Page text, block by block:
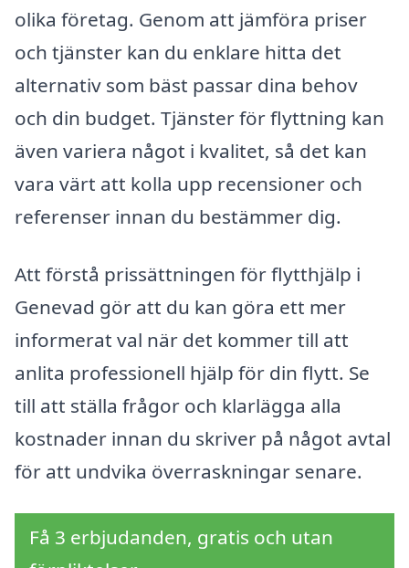
olika företag. Genom att jämföra priser
och tjänster kan du enklare hitta det
alternativ som bäst passar dina behov
och din budget. Tjänster för flyttning kan
även variera något i kvalitet, så det kan
vara värt att kolla upp recensioner och
referenser innan du bestämmer dig.
Att förstå prissättningen för flytthjälp i
Genevad gör att du kan göra ett mer
informerat val när det kommer till att
anlita professionell hjälp för din flytt. Se
till att ställa frågor och klarlägga alla
kostnader innan du skriver på något avtal
för att undvika överraskningar senare.
Få 3 erbjudanden, gratis och utan